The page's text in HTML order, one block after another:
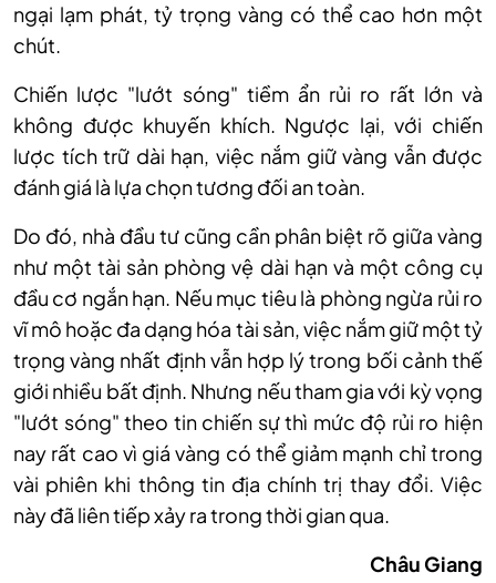
ngại lạm phát, tỷ trọng vàng có thể cao hơn một
chút.
Chiến lược "lướt sóng" tiềm ẩn rủi ro rất lớn và
không được khuyến khích. Ngược lại, với chiến
lược tích trữ dài hạn, việc nắm giữ vàng vẫn được
đánh giá là lựa chọn tương đối an toàn.
Do đó, nhà đầu tư cũng cần phân biệt rõ giữa vàng
như một tài sản phòng vệ dài hạn và một công cụ
đầu cơ ngắn hạn. Nếu mục tiêu là phòng ngừa rủi ro
vĩ mô hoặc đa dạng hóa tài sản, việc nắm giữ một tỷ
trọng vàng nhất định vẫn hợp lý trong bối cảnh thế
giới nhiều bất định. Nhưng nếu tham gia với kỳ vọng
"lướt sóng" theo tin chiến sự thì mức độ rủi ro hiện
nay rất cao vì giá vàng có thể giảm mạnh chỉ trong
vài phiên khi thông tin địa chính trị thay đổi. Việc
này đã liên tiếp xảy ra trong thời gian qua.
Châu Giang